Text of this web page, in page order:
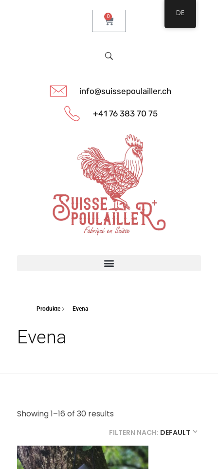
0
info@suissepoulailler.ch
+41 76 383 70 75
Produkte Evena
Evena
Showing 1–16 of 30 results
FILTERN NACH: DEFAULT
DE